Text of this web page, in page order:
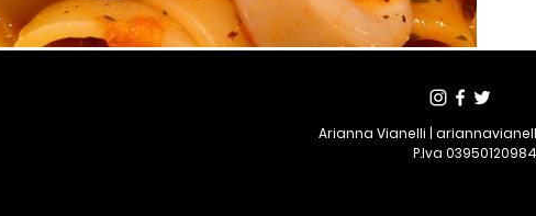
Eventi Pensieri sparsi Vini
Arianna Vianelli |
P.Iva 03950120984